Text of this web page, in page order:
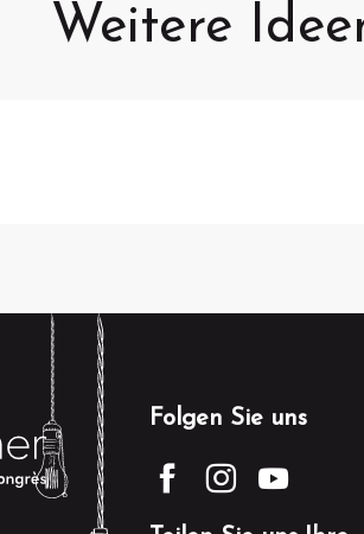
Weitere
Folgen Sie uns